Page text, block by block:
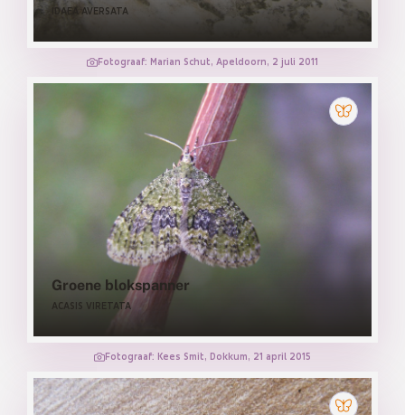
IDAEA AVERSATA
Fotograaf: Marian Schut, Apeldoorn, 2 juli 2011
Groene blokspanner
ACASIS VIRETATA
Fotograaf: Kees Smit, Dokkum, 21 april 2015